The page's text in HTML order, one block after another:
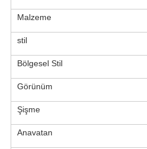
Malzeme
stil
Bölgesel Stil
Görünüm
Şişme
Anavatan